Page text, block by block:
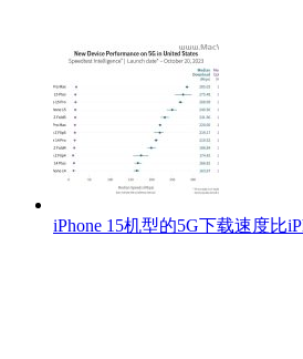
iPhone 15机型的5G下载速度比